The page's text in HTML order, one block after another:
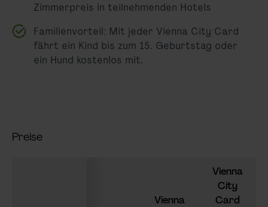
Zimmerpreis in teilnehmenden Hotels
Familienvorteil: Mit jeder Vienna City Card
fährt ein Kind bis zum 15. Geburtstag oder
ein Hund kostenlos mit.
Preise
Vienna
Vienna
City
Card